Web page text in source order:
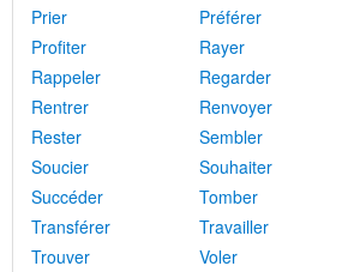
Prier
Préférer
Profiter
Rayer
Rappeler
Regarder
Rentrer
Renvoyer
Rester
Sembler
Soucier
Souhaiter
Succéder
Tomber
Transférer
Travailler
Trouver
Voler